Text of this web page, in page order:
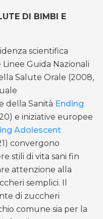
DI BIMBI E
scientifica
Guida Nazionali
Salute Orale (2008,
della Sanità Ending
e iniziative europee
Adolescent
convergono
stili di vita sani fin
attenzione alla
semplici. Il
di zuccheri
comune sia per la